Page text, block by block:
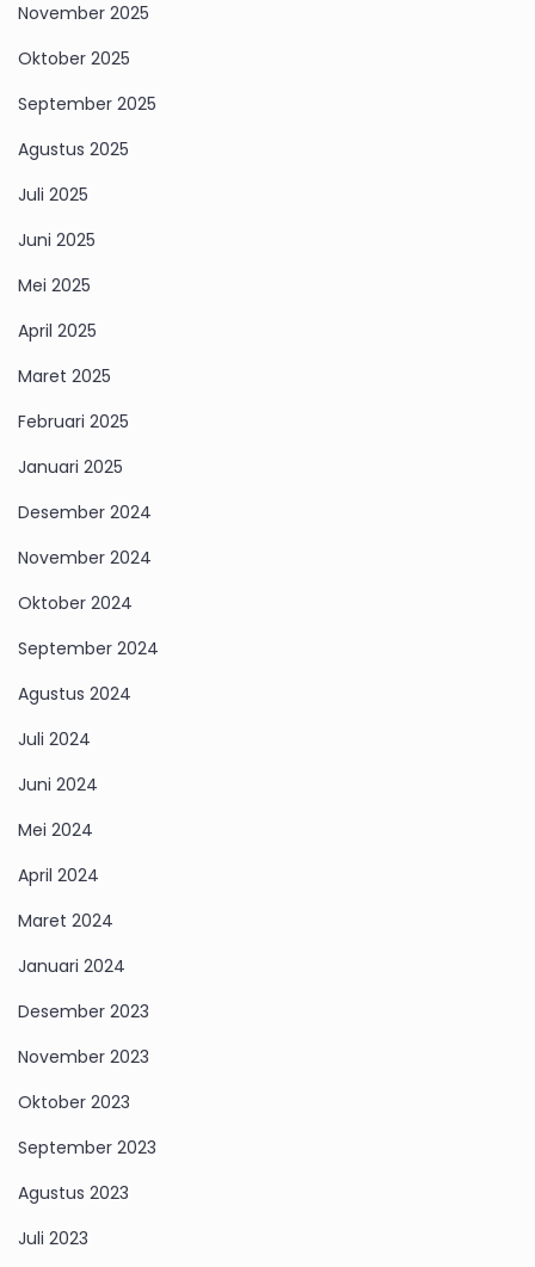
November 2025
Oktober 2025
September 2025
Agustus 2025
Juli 2025
Juni 2025
Mei 2025
April 2025
Maret 2025
Februari 2025
Januari 2025
Desember 2024
November 2024
Oktober 2024
September 2024
Agustus 2024
Juli 2024
Juni 2024
Mei 2024
April 2024
Maret 2024
Januari 2024
Desember 2023
November 2023
Oktober 2023
September 2023
Agustus 2023
Juli 2023